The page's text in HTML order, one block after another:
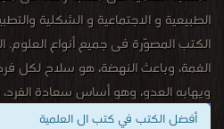
الطبيعية و الاجتماعية و الشكلية
الكتب المصوّرة فى جميع أنواع
الغمة، وباعث النهضة، هو سلاح لكل
ويهابه العدو، وهو أساس سعادة الفرد،
الشعوب، والبشر جميعا. وقد حث
أفضل الكتب في كتب ال العلمية